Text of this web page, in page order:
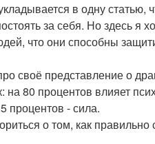
в одну статью,
за себя. Но здесь я
что они способны
своё представление о
80 процентов влияет
процентов - сила.
о том, как